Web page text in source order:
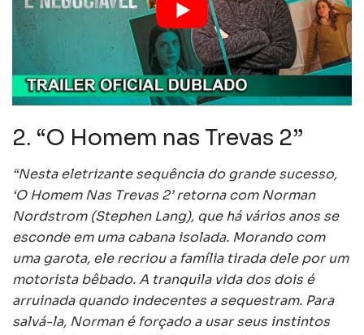
2. “O Homem nas Trevas 2”
“Nesta eletrizante sequência do grande sucesso,
‘O Homem Nas Trevas 2’ retorna com Norman
Nordstrom (Stephen Lang), que há vários anos se
esconde em uma cabana isolada. Morando com
uma garota, ele recriou a família tirada dele por um
motorista bêbado. A tranquila vida dos dois é
arruinada quando indecentes a sequestram. Para
salvá-la, Norman é forçado a usar seus instintos